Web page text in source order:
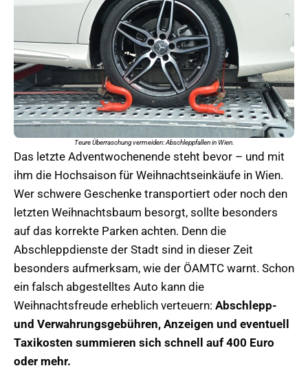
Teure Überraschung vermeiden: Abschleppfallen in Wien.
Das letzte Adventwochenende steht bevor – und mit
ihm die Hochsaison für Weihnachtseinkäufe in Wien.
Wer schwere Geschenke transportiert oder noch den
letzten Weihnachtsbaum besorgt, sollte besonders
auf das korrekte Parken achten. Denn die
Abschleppdienste der Stadt sind in dieser Zeit
besonders aufmerksam, wie der ÖAMTC warnt. Schon
ein falsch abgestelltes Auto kann die
Weihnachtsfreude erheblich verteuern: Abschlepp-
und Verwahrungsgebühren, Anzeigen und eventuell
Taxikosten summieren sich schnell auf 400 Euro
oder mehr.